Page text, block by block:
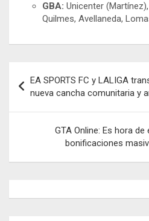
GBA: Unicenter
Quilmes, Avellaneda,
de
entradas
EA SPORTS FC y LALIGA
nueva cancha comunitaria y
GTA Online: Es hora
bonificaciones